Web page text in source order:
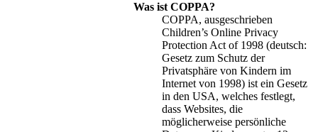
Was ist COPPA?
COPPA, ausgeschrieben
Children’s Online Privacy
Protection Act of 1998 (deutsch:
Gesetz zum Schutz der
Privatsphäre von Kindern im
Internet von 1998) ist ein Gesetz
in den USA, welches festlegt,
dass Websites, die
möglicherweise persönliche